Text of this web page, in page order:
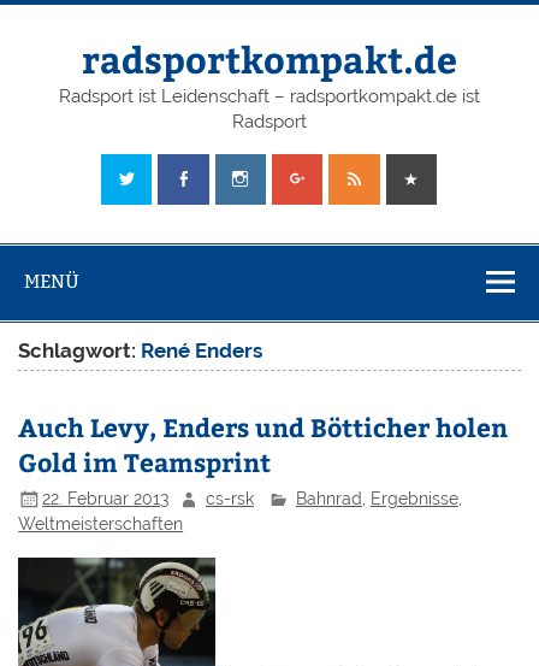
radsportkompakt.de
Radsport ist Leidenschaft – radsportkompakt.de ist
Radsport
MENÜ
Schlagwort: René Enders
Auch Levy, Enders und Bötticher holen
Gold im Teamsprint
22. Februar 2013 cs-rsk Bahnrad Ergebnisse,
Weltmeisterschaften